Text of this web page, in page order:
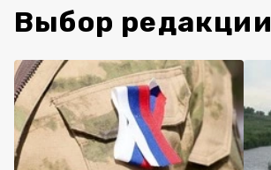
Выбор редакции